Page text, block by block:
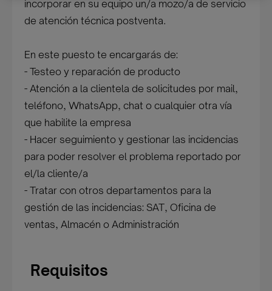
incorporar en su equipo un/a mozo/a de servicio
de atención técnica postventa.
En este puesto te encargarás de:
- Testeo y reparación de producto
- Atención a la clientela de solicitudes por mail,
teléfono, WhatsApp, chat o cualquier otra vía
que habilite la empresa
- Hacer seguimiento y gestionar las incidencias
para poder resolver el problema reportado por
el/la cliente/a
- Tratar con otros departamentos para la
gestión de las incidencias: SAT, Oficina de
ventas, Almacén o Administración
Requisitos